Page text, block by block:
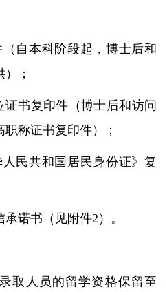
（自本科阶段起，博士后和
；
证书复印件（博士后和访问
称证书复印件）；
人民共和国居民身份证》复
承诺书（见附件2）。
取人员的留学资格保留至